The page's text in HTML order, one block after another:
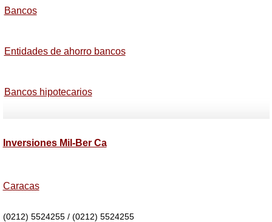
Bancos
Entidades de ahorro bancos
Bancos hipotecarios
Inversiones Mil-Ber Ca
Caracas
(0212) 5524255 / (0212) 5524255